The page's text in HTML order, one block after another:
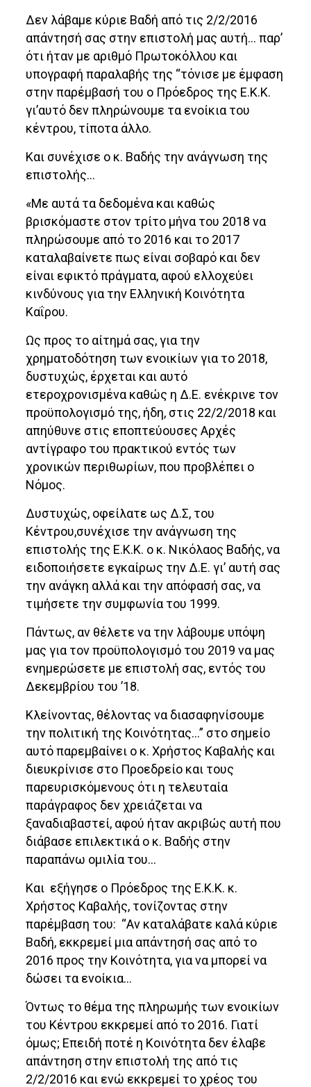
Δεν λάβαμε κύριε Βαδή από τις 2/2/2016
απάντησή σας στην επιστολή μας αυτή… παρ’
ότι ήταν με αριθμό Πρωτοκόλλου και
υπογραφή παραλαβής της “τόνισε με έμφαση
στην παρέμβασή του ο Πρόεδρος της Ε.Κ.Κ.
γι’αυτό δεν πληρώνουμε τα ενοίκια του
κέντρου, τίποτα άλλο.
Και συνέχισε ο κ. Βαδής την ανάγνωση της
επιστολής…
«Με αυτά τα δεδομένα και καθώς
βρισκόμαστε στον τρίτο μήνα του 2018 να
πληρώσουμε από το 2016 και το 2017
καταλαβαίνετε πως είναι σοβαρό και δεν
είναι εφικτό πράγματα, αφού ελλοχεύει
κινδύνους για την Ελληνική Κοινότητα
Καΐρου.
Ως προς το αίτημά σας, για την
χρηματοδότηση των ενοικίων για το 2018,
δυστυχώς, έρχεται και αυτό
ετεροχρονισμένα καθώς η Δ.Ε. ενέκρινε τον
προϋπολογισμό της, ήδη, στις 22/2/2018 και
απηύθυνε στις εποπτεύουσες Αρχές
αντίγραφο του πρακτικού εντός των
χρονικών περιθωρίων, που προβλέπει ο
Νόμος.
Δυστυχώς, οφείλατε ως Δ.Σ, του
Κέντρου,συνέχισε την ανάγνωση της
επιστολής της Ε.Κ.Κ. ο κ. Νικόλαος Βαδής, να
ειδοποιήσετε εγκαίρως την Δ.Ε. γι’ αυτή σας
την ανάγκη αλλά και την απόφασή σας, να
τιμήσετε την συμφωνία του 1999.
Πάντως, αν θέλετε να την λάβουμε υπόψη
μας για τον προϋπολογισμό του 2019 να μας
ενημερώσετε με επιστολή σας, εντός του
Δεκεμβρίου του ’18.
Κλείνοντας, θέλοντας να διασαφηνίσουμε
την πολιτική της Κοινότητας…” στο σημείο
αυτό παρεμβαίνει ο κ. Χρήστος Καβαλής και
διευκρίνισε στο Προεδρείο και τους
παρευρισκόμενους ότι η τελευταία
παράγραφος δεν χρειάζεται να
ξαναδιαβαστεί, αφού ήταν ακριβώς αυτή που
διάβασε επιλεκτικά ο κ. Βαδής στην
παραπάνω ομιλία του…
Και εξήγησε ο Πρόεδρος της Ε.Κ.Κ. κ.
Χρήστος Καβαλής, τονίζοντας στην
παρέμβαση του: “Αν καταλάβατε καλά κύριε
Βαδή, εκκρεμεί μια απάντησή σας από το
2016 προς την Κοινότητα, για να μπορεί να
δώσει τα ενοίκια…
Όντως το θέμα της πληρωμής των ενοικίων
του Κέντρου εκκρεμεί από το 2016. Γιατί
όμως; Επειδή ποτέ η Κοινότητα δεν έλαβε
απάντηση στην επιστολή της από τις
2/2/2016 και ενώ εκκρεμεί το χρέος του